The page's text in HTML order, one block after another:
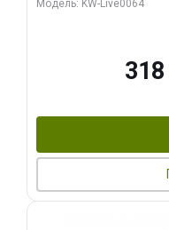
Модель: KW-Live0064